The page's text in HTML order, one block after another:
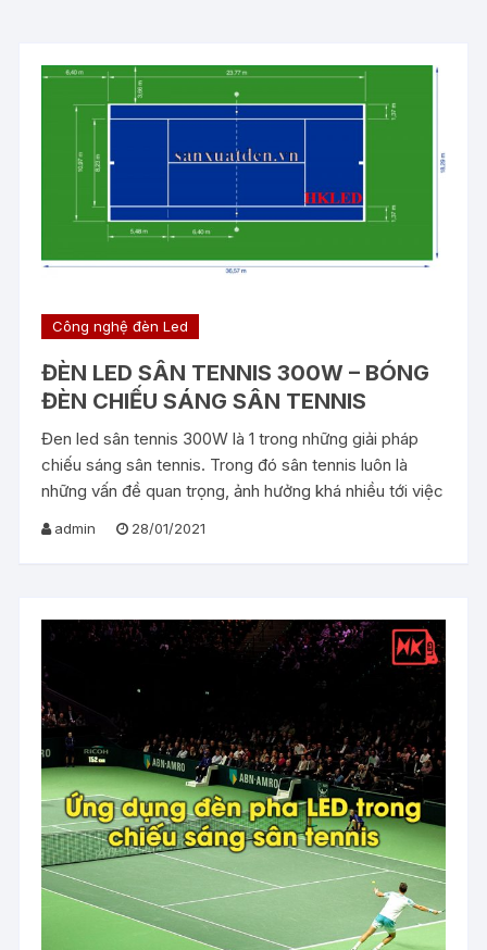
Công nghệ đèn Led
ĐÈN LED SÂN TENNIS 300W – BÓNG
ĐÈN CHIẾU SÁNG SÂN TENNIS
Đen led sân tennis 300W là 1 trong những giải pháp
chiếu sáng sân tennis. Trong đó sân tennis luôn là
những vấn đề quan trọng, ảnh hưởng khá nhiều tới việc
admin 28/01/2021